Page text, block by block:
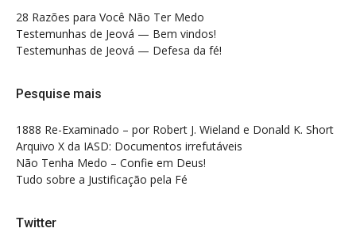
28 Razões para Você Não Ter Medo
Testemunhas de Jeová — Bem vindos!
Testemunhas de Jeová — Defesa da fé!
Pesquise mais
1888 Re-Examinado – por Robert J. Wieland e Donald K. Short
Arquivo X da IASD: Documentos irrefutáveis
Não Tenha Medo – Confie em Deus!
Tudo sobre a Justificação pela Fé
Twitter